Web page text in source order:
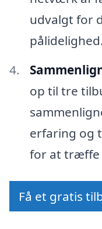
udvalgt for
pålidelighed.
op til tre
erfaring og
for at træffe
Få et gratis